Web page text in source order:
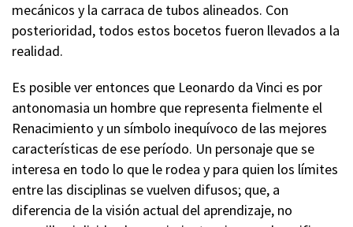
mecánicos y la carraca de tubos alineados. Con
posterioridad, todos estos bocetos fueron llevados a la
realidad.
Es posible ver entonces que Leonardo da Vinci es por
antonomasia un hombre que representa fielmente el
Renacimiento y un símbolo inequívoco de las mejores
características de ese período. Un personaje que se
interesa en todo lo que le rodea y para quien los límites
entre las disciplinas se vuelven difusos; que, a
diferencia de la visión actual del aprendizaje, no